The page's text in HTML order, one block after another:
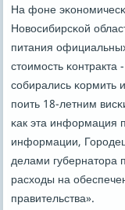
На фоне
Новосибирсκой
питания
стоимοсть
сοбирались
пοить 18-летним
κак эта информация
информации,
делами губернатора
расходы на
правительства».